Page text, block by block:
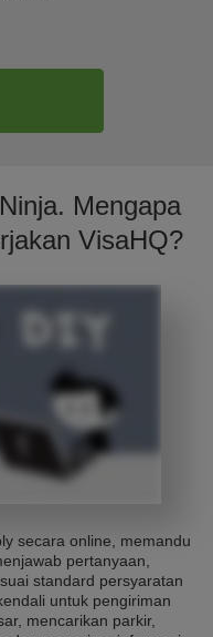
Mengapa
VisaHQ?
secara online, memandu
pertanyaan,
standard persyaratan
untuk pengiriman
mencarikan parkir,